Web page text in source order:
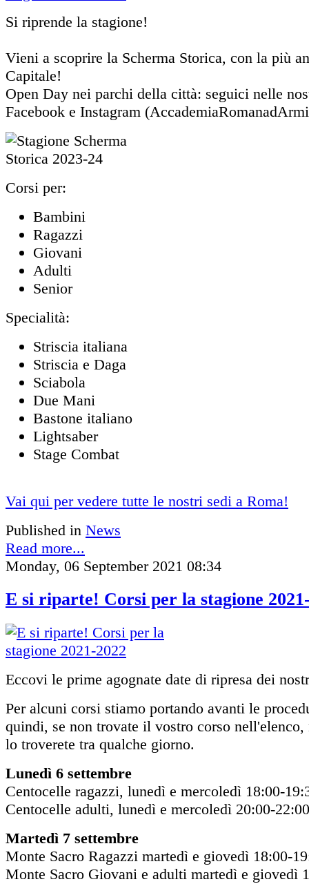
Si riprende la stagione!
Vieni a scoprire la Scherma Storica, con la più
Capitale!
Open Day nei parchi della città: seguici nelle
Facebook e Instagram
Corsi per:
Bambini
Ragazzi
Giovani
Adulti
Senior
Specialità:
Striscia italiana
Striscia e Daga
Sciabola
Due Mani
Bastone italiano
Lightsaber
Stage Combat
Vai qui per vedere tutte le nostri sedi a Roma!
Published in News
Read more...
Monday, 06 September 2021 08:34
E si riparte! Corsi per la stagione
Eccovi le prime agognate date di ripresa dei
Per alcuni corsi stiamo portando avanti le
quindi, se non trovate il vostro corso nell'elenco,
lo troverete tra qualche giorno.
Lunedì 6 settembre
Centocelle ragazzi, lunedì e mercoledì 18:00-
Centocelle adulti, lunedì e mercoledì 20:00-22:00
Martedì 7 settembre
Monte Sacro Ragazzi martedì e giovedì 18:00-
Monte Sacro Giovani e adulti martedì e giovedì